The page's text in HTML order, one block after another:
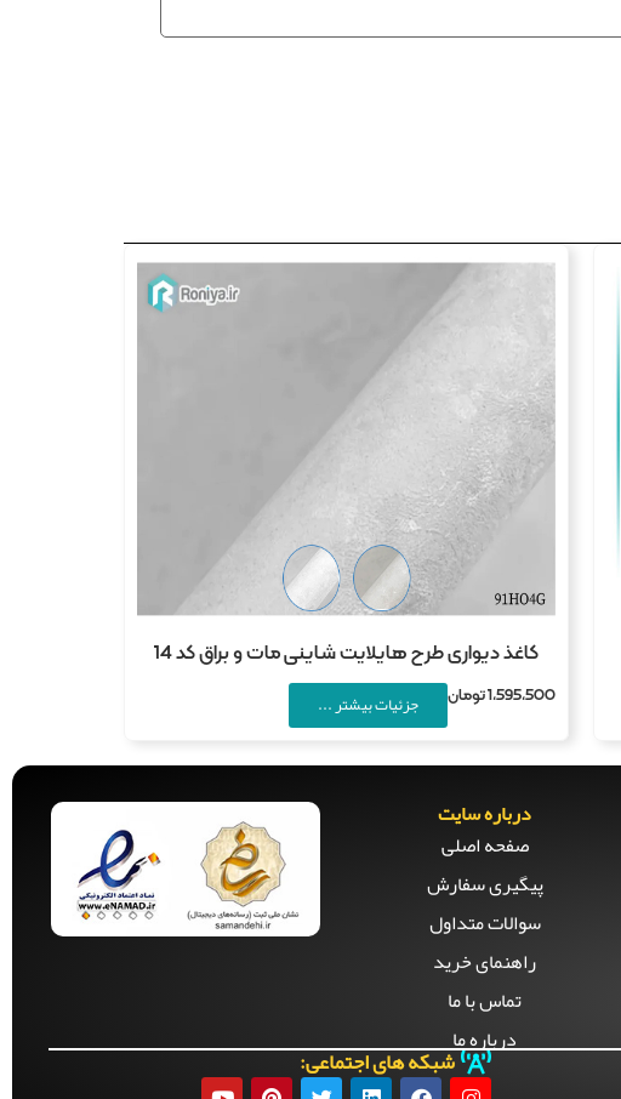
کاغذ دیواری طرح هایلایت شاینی مات و براق کد 14
1,595,500تومان جزئیات بیشتر ...
درباره سایت
صفحه‌ اصلی
پیگیری سفارش
سوالات متداول
راهنمای خرید
تماس با ما
درباره ما
شبکه های اجتماعی: